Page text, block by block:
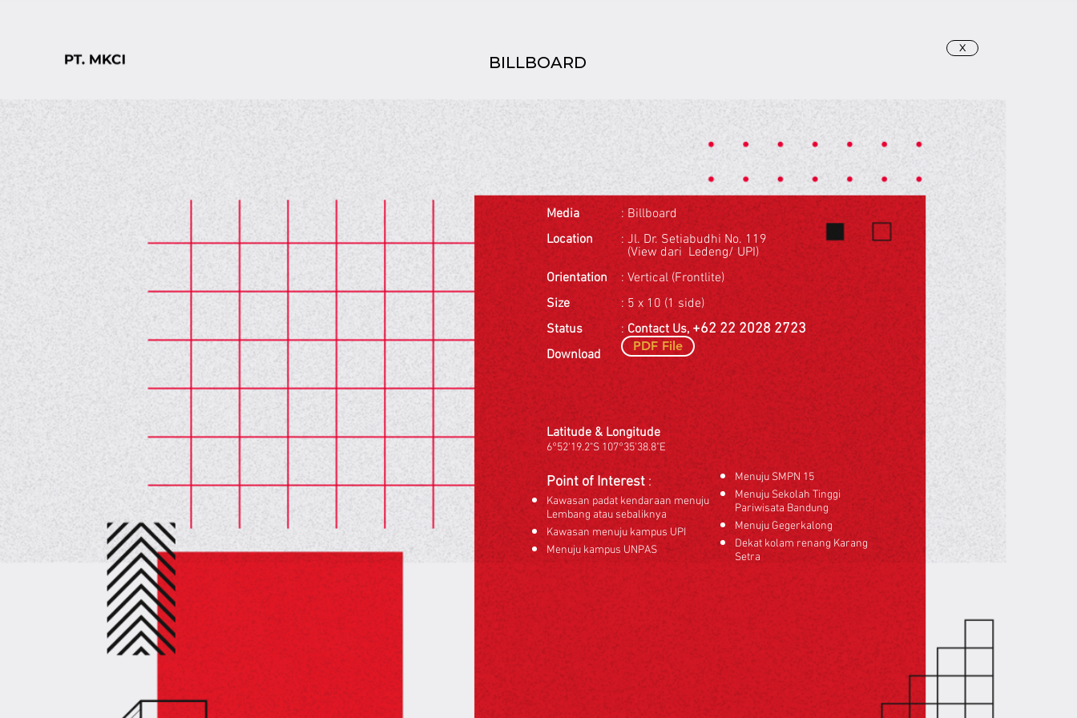
Our Client
BILLBOARD
X
Media
Location
Orientation
Size
Status
Download
: Billboard
: Jl. Dr. Setiabudhi No. 119
(View dari Ledeng/ UPI)
: Vertical (Frontlite)
: 5 x 10 (1 side)
:Contact Us, +62 22 2028 2723
PDF File
Latitude & Longitude
6°52'19.2"S 107°35'38.8"E
Point of Interest:
Kawasan padat kendaraan menuju
Lembang atau sebaliknya
Kawasan menuju kampus UPI
Menuju kampus UNPAS
Menuju SMPN 15
Menuju Sekolah Tinggi
Pariwisata Bandung
Menuju Gegerkalong
Dekat kolam renang Karang
Setra